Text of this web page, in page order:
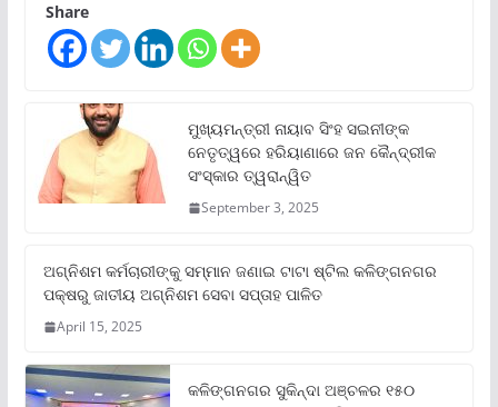
Share
ମୁଖ୍ୟମନ୍ତ୍ରୀ ନାୟାବ ସିଂହ ସଇନୀଙ୍କ
ନେତୃତ୍ୱରେ ହରିୟାଣାରେ ଜନ କୈନ୍ଦ୍ରୀକ
ସଂସ୍କାର ତ୍ୱରାନ୍ୱିତ
September 3, 2025
ଅଗ୍ନିଶମ କର୍ମଚାରୀଙ୍କୁ ସମ୍ମାନ ଜଣାଇ ଟାଟା ଷ୍ଟିଲ କଳିଙ୍ଗନଗର
ପକ୍ଷରୁ ଜାତୀୟ ଅଗ୍ନିଶମ ସେବା ସପ୍ତାହ ପାଳିତ
April 15, 2025
କଳିଙ୍ଗନଗର ସୁକିନ୍ଦା ଅଞ୍ଚଳର ୧୫୦